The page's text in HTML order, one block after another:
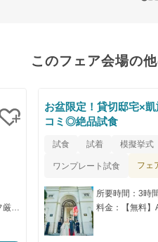
このフェア会場の
料金：【無料】Amazonギフト＆シェフ厳選の特別試食付き！
お盆限定！貸切邸宅×
コミ◎絶品試食
試食 試着 模擬挙式
ワンプレート試食 フェ
所要時間：3時